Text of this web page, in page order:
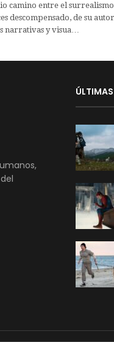
camino entre el
descompensado, de su
narrativas y visua…